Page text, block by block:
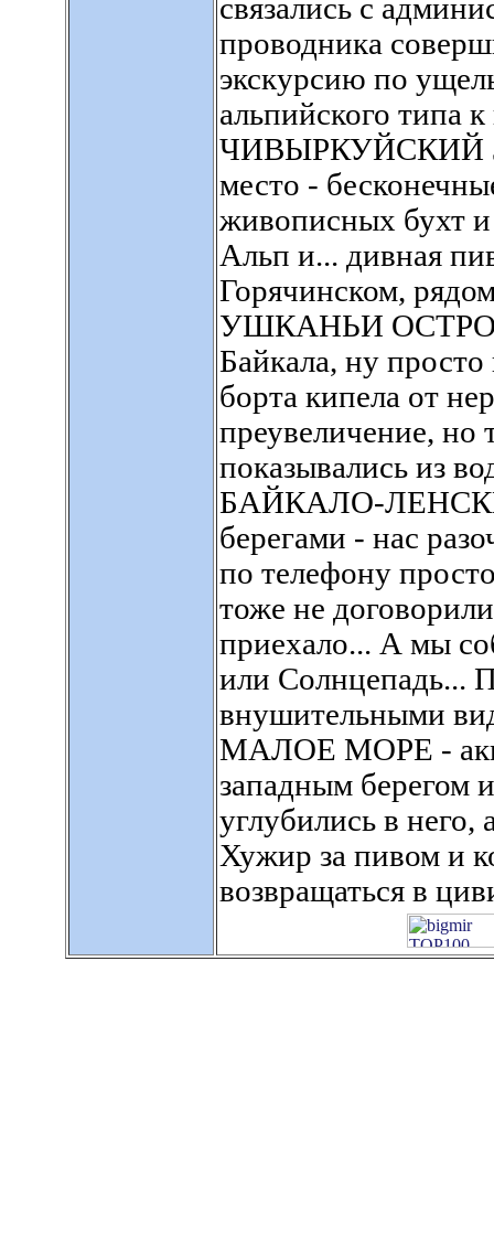
связались с
проводника
экскурсию по
альпийского типа
ЧИВЫРКУЙСКИЙ
место -
живописных бухт и
Альп и... дивная
Горячинском,
УШКАНЬИ
Байкала, ну просто
борта кипела от
преувеличение,
показывались из
БАЙКАЛО-
берегами - нас
по телефону
тоже не
приехало... А мы
или Солнцепадь...
внушительными
МАЛОЕ МОРЕ -
западным берегом
углубились в
Хужир за пивом и
возвращаться в